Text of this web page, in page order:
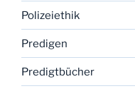
Polizeiethik
Predigen
Predigtbücher